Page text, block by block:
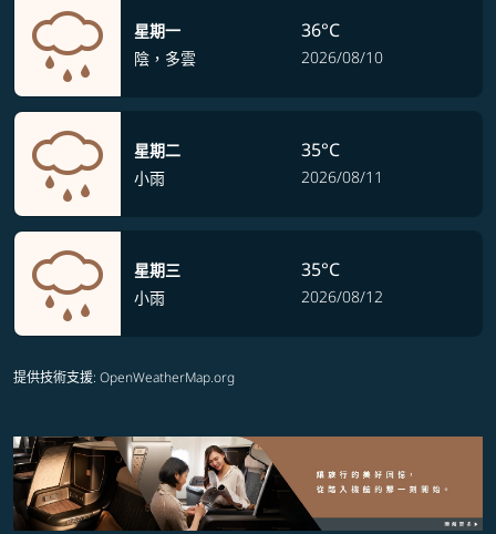
星期一
陰，多雲
36°C
2026/08/10
星期二
小雨
35°C
2026/08/11
星期三
小雨
35°C
2026/08/12
提供技術支援: OpenWeatherMap.org